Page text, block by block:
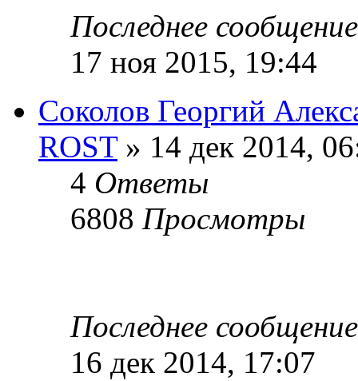
Последнее
17 ноя 2015, 19:44
Соколов Георгий
ROST» 14 дек 2014,
4 Ответы
6808 Просмотры
Последнее
16 дек 2014, 17:07